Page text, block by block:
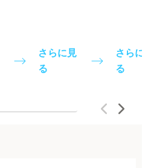
さらに見
る
さらに
る